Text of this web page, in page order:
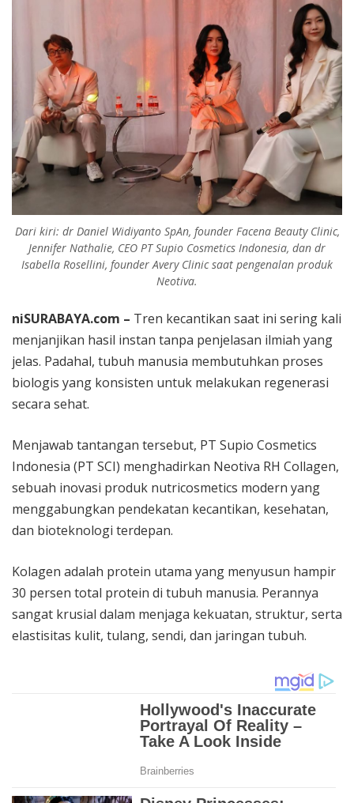
Dari kiri: dr Daniel Widiyanto SpAn, founder Facena Beauty Clinic,
Jennifer Nathalie, CEO PT Supio Cosmetics Indonesia, dan dr
Isabella Rosellini, founder Avery Clinic saat pengenalan produk
Neotiva.
niSURABAYA.com – Tren kecantikan saat ini sering kali
menjanjikan hasil instan tanpa penjelasan ilmiah yang
jelas. Padahal, tubuh manusia membutuhkan proses
biologis yang konsisten untuk melakukan regenerasi
secara sehat.
Menjawab tantangan tersebut, PT Supio Cosmetics
Indonesia (PT SCI) menghadirkan Neotiva RH Collagen,
sebuah inovasi produk nutricosmetics modern yang
menggabungkan pendekatan kecantikan, kesehatan,
dan bioteknologi terdepan.
Kolagen adalah protein utama yang menyusun hampir
30 persen total protein di tubuh manusia. Perannya
sangat krusial dalam menjaga kekuatan, struktur, serta
elastisitas kulit, tulang, sendi, dan jaringan tubuh.